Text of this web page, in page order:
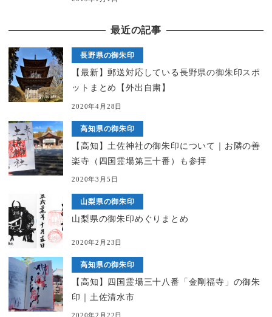
最近の記事
長野県の御朱印
【最新】郵送対応している長野県の御朱印スポ
ットまとめ【外出自粛】
2020年4月28日
高知県の御朱印
【高知】土佐神社の御朱印について｜お隣の善
楽寺（四国霊場第三十番）も参拝
2020年3月5日
山梨県の御朱印
山梨県の御朱印めぐりまとめ
2020年2月23日
高知県の御朱印
【高知】四国霊場三十八番「金剛福寺」の御朱
印｜土佐清水市
2020年2月22日